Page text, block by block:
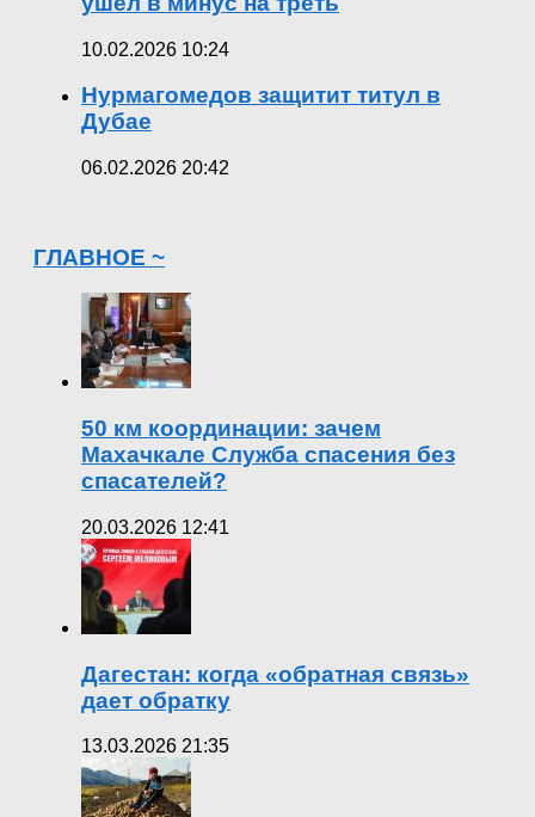
10.02.2026 10:24
Нурмагомедов защитит титул в
Дубае
06.02.2026 20:42
ГЛАВНОЕ ~
50 км координации: зачем
Махачкале Служба спасения без
спасателей?
20.03.2026 12:41
Дагестан: когда «обратная связь»
дает обратку
13.03.2026 21:35